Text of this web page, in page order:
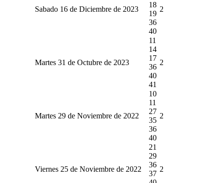
Sabado 16 de Diciembre de 2023
18
19
36
40
2
Martes 31 de Octubre de 2023
11
14
17
36
40
41
2
Martes 29 de Noviembre de 2022
10
11
27
35
36
40
2
Viernes 25 de Noviembre de 2022
21
29
36
37
2